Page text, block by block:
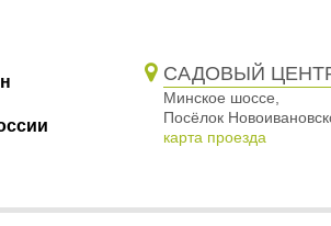
САДОВЫЙ
Минское шоссе,
Посёлок
карта проезда